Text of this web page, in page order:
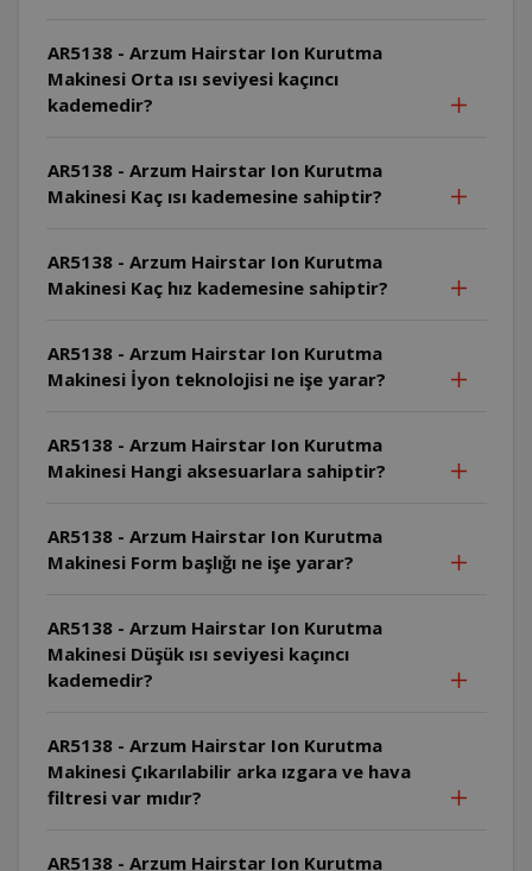
AR5138 - Arzum Hairstar Ion Kurutma
Makinesi Orta ısı seviyesi kaçıncı
kademedir?
AR5138 - Arzum Hairstar Ion Kurutma
Makinesi Kaç ısı kademesine sahiptir?
AR5138 - Arzum Hairstar Ion Kurutma
Makinesi Kaç hız kademesine sahiptir?
AR5138 - Arzum Hairstar Ion Kurutma
Makinesi İyon teknolojisi ne işe yarar?
AR5138 - Arzum Hairstar Ion Kurutma
Makinesi Hangi aksesuarlara sahiptir?
AR5138 - Arzum Hairstar Ion Kurutma
Makinesi Form başlığı ne işe yarar?
AR5138 - Arzum Hairstar Ion Kurutma
Makinesi Düşük ısı seviyesi kaçıncı
kademedir?
AR5138 - Arzum Hairstar Ion Kurutma
Makinesi Çıkarılabilir arka ızgara ve hava
filtresi var mıdır?
AR5138 - Arzum Hairstar Ion Kurutma